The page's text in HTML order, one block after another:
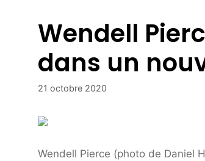
Wendell
dans un
21 octobre 2020
Wendell Pierce (photo de Daniel